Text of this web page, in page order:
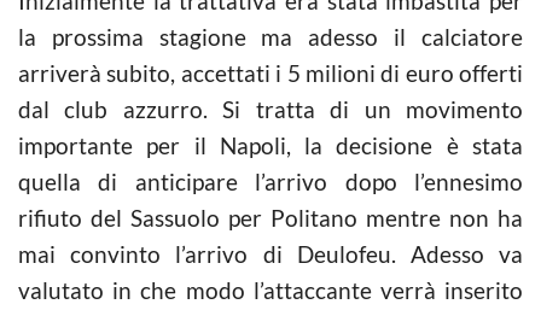
la prossima stagione ma adesso il calciatore
arriverà subito, accettati i 5 milioni di euro offerti
dal club azzurro. Si tratta di un movimento
importante per il Napoli, la decisione è stata
quella di anticipare l’arrivo dopo l’ennesimo
rifiuto del Sassuolo per Politano mentre non ha
mai convinto l’arrivo di Deulofeu. Adesso va
valutato in che modo l’attaccante verrà inserito